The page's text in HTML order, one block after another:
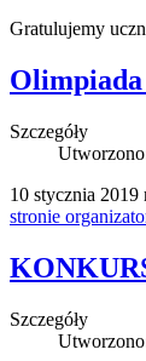
Gratulujemy
Szczegóły
10 stycznia 2019
stronie
Szczegóły